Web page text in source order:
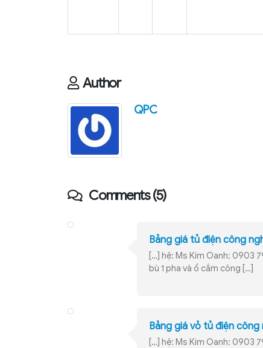
Author
QPC
Comments (5)
Bảng giá tủ điện công
[…] hệ: Ms Kim Oanh: 0903
bù 1 pha và ổ cắm công […]
Bảng giá vỏ tủ điện
[…] hệ: Ms Kim Oanh: 0903